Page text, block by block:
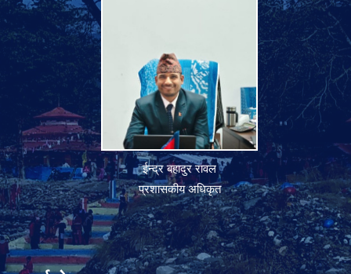
ईन्द्र बहादुर रावल
प्रशासकीय अधिकृत